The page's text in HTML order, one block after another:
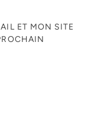
ET MON SITE